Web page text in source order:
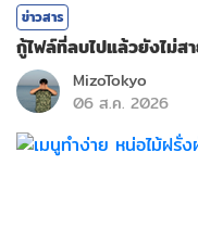
ข่าวสาร
กู้ไฟล์ที่ลบไปแล้วยังไม่ส
MizoTokyo
06 ส.ค. 2026